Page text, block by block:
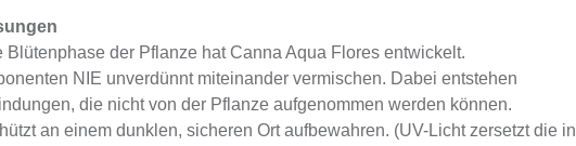
Blütenphase der Pflanze hat Canna Aqua Flores entwickelt.
NIE unverdünnt miteinander vermischen. Dabei entstehen
die nicht von der Pflanze aufgenommen werden können.
an einem dunklen, sicheren Ort aufbewahren. (UV-Licht zersetzt die in